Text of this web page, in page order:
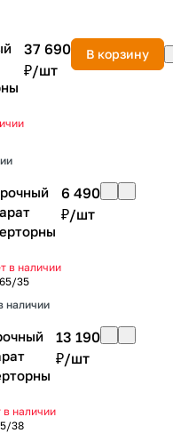
37 690
₽/шт
В корзину
в наличии
65/35
наличии
6 490
₽/шт
в наличии
38
13 190
₽/шт